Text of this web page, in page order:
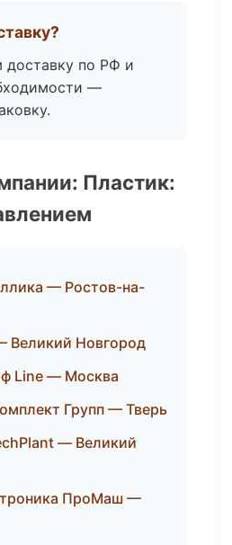
доставку по РФ и
—
Пластик:
— Ростов-на-
Великий Новгород
Line — Москва
Групп — Тверь
— Великий
ПроМаш —